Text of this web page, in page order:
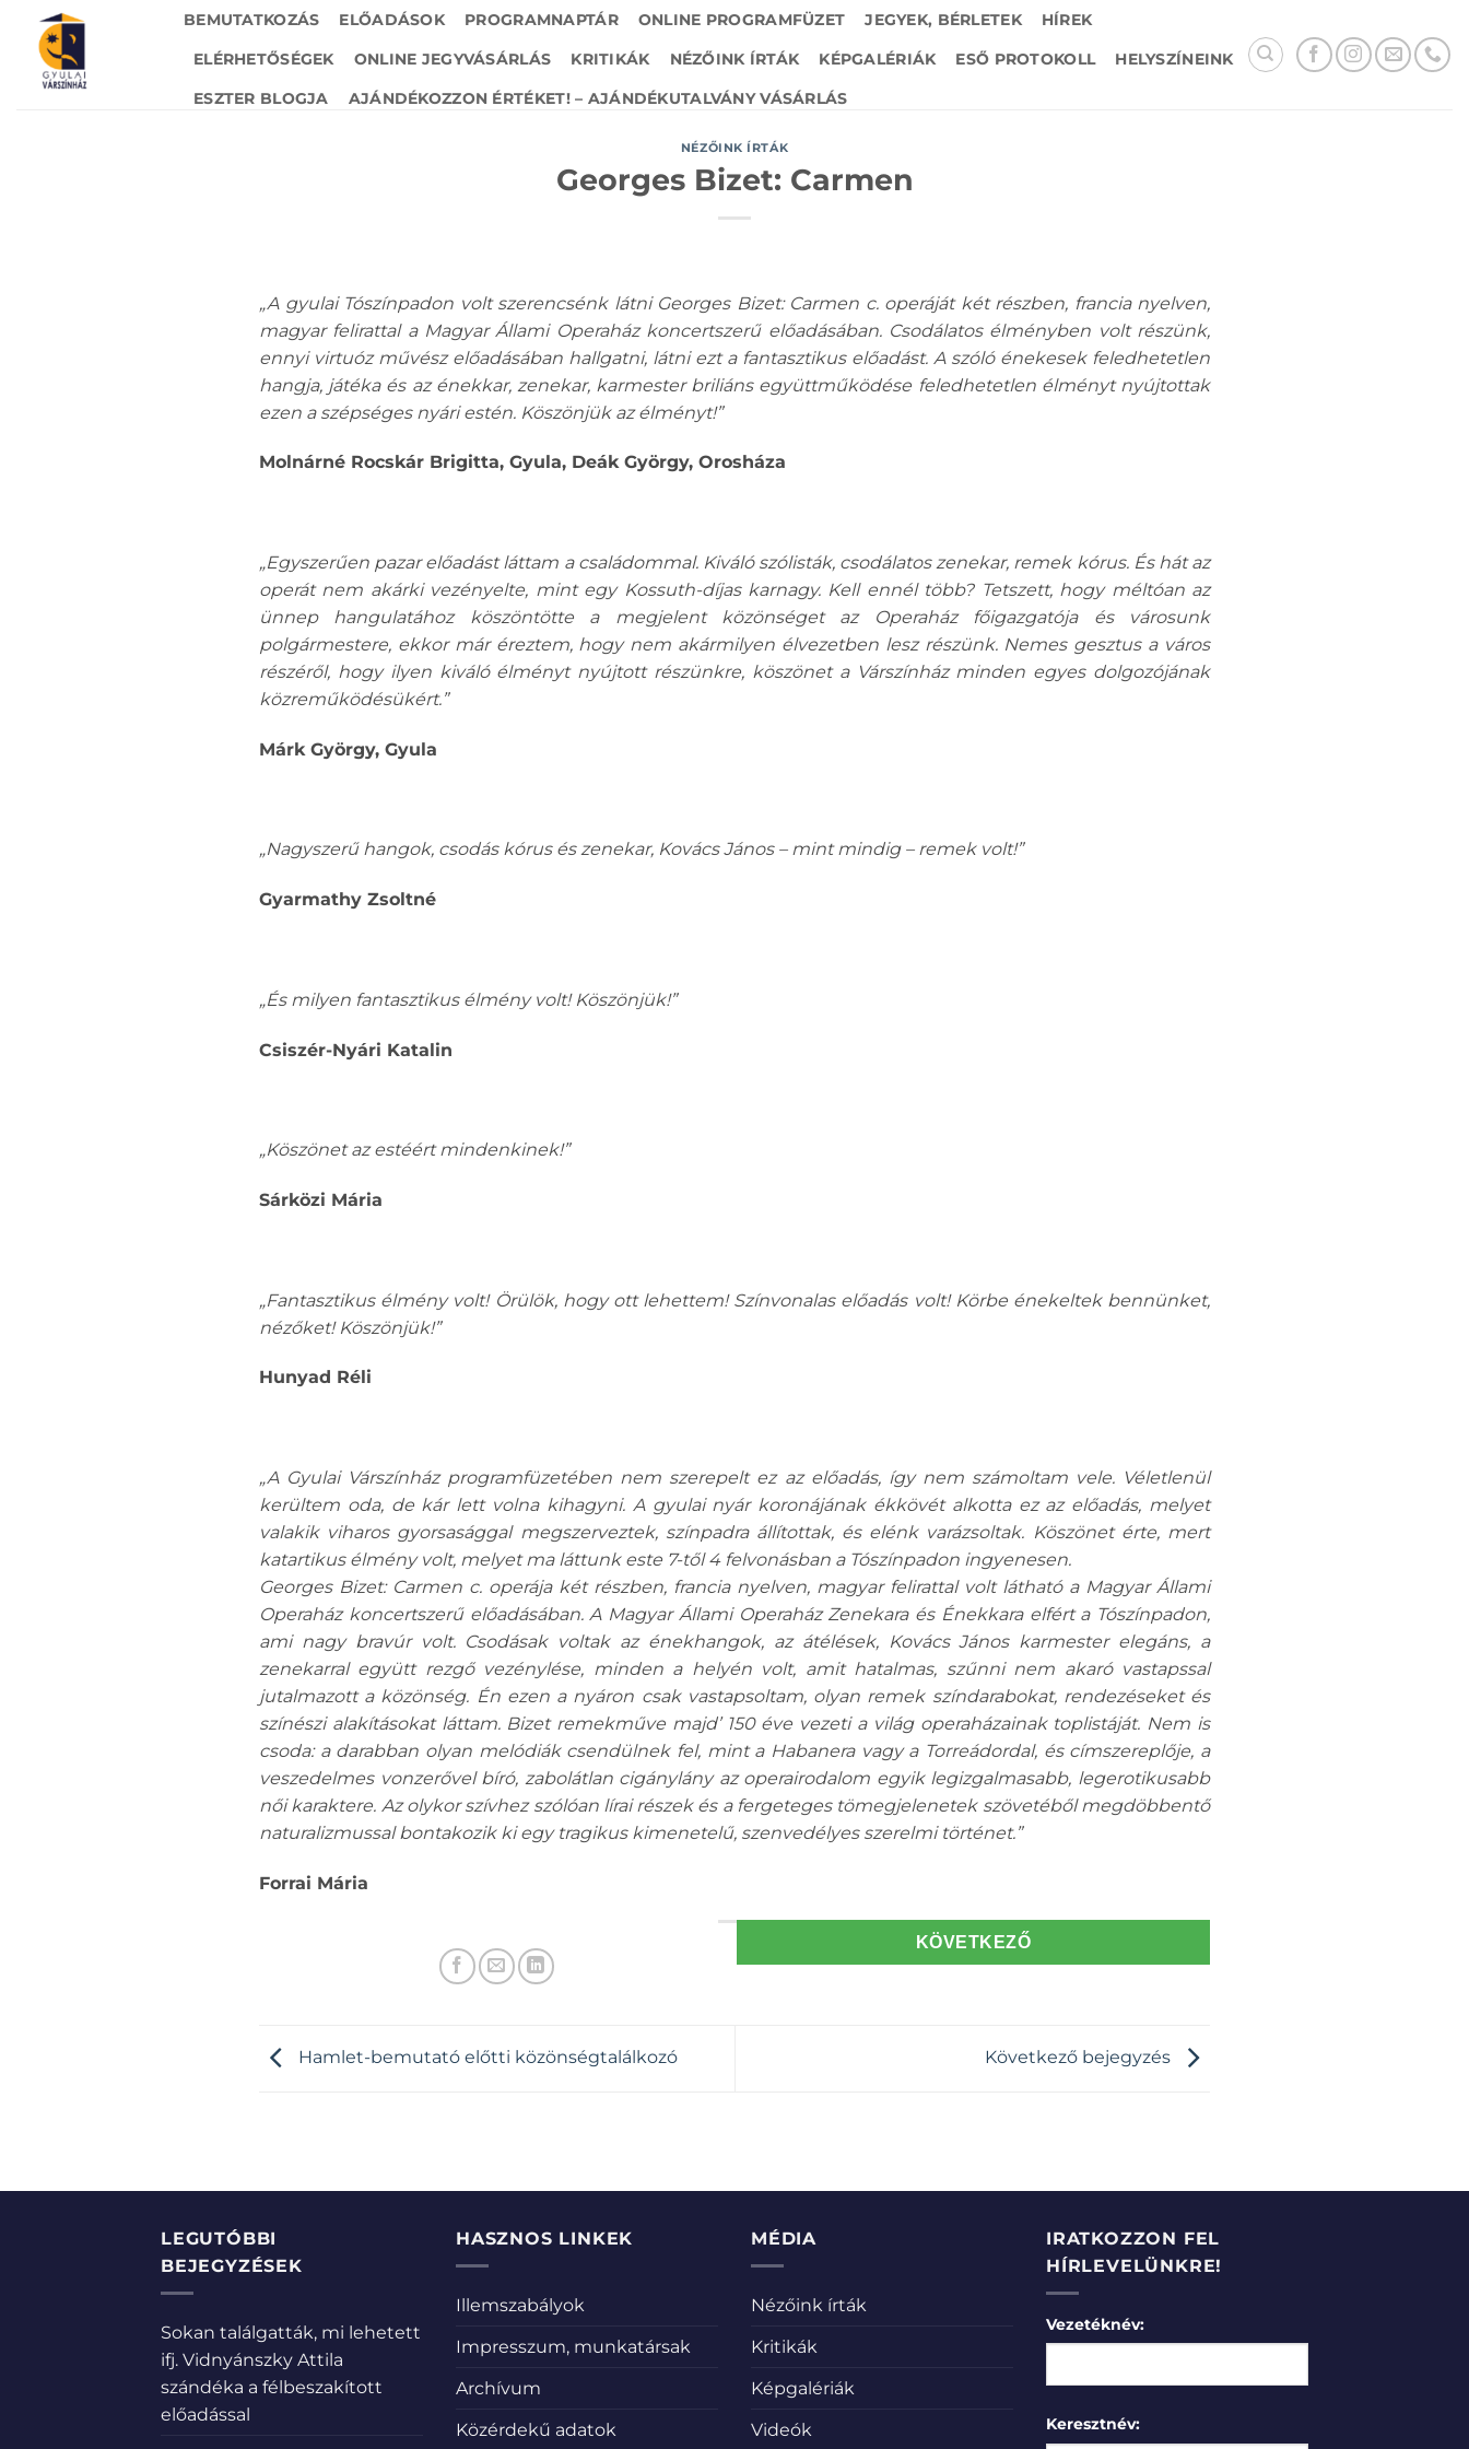
content
BEMUTATKOZÁS ELŐADÁSOK PROGRAMNAPTÁR ONLINE PROGRAMFÜZET JEGYEK, BÉRLETEK
HÍREK
ELÉRHETŐSÉGEK
ONLINE JEGYVÁSÁRLÁS KRITIKÁK NÉZŐINK ÍRTÁK KÉPGALÉRIÁK ESŐ PROTOKOLL
HELYSZÍNEINK
ESZTER BLOGJA
AJÁNDÉKOZZON ÉRTÉKET! – AJÁNDÉKUTALVÁNY VÁSÁRLÁS
NÉZŐINK ÍRTÁK
Georges Bizet: Carmen
„A gyulai Tószínpadon volt szerencsénk látni Georges Bizet: Carmen c. operáját két részben, francia nyelven,
magyar felirattal a Magyar Állami Operaház koncertszerű előadásában. Csodálatos élményben volt részünk,
ennyi virtuóz művész előadásában hallgatni, látni ezt a fantasztikus előadást. A szóló énekesek feledhetetlen
hangja, játéka és az énekkar, zenekar, karmester briliáns együttműködése feledhetetlen élményt nyújtottak
ezen a szépséges nyári estén. Köszönjük az élményt!”
Molnárné Rocskár Brigitta, Gyula, Deák György, Orosháza
„Egyszerűen pazar előadást láttam a családommal. Kiváló szólisták, csodálatos zenekar, remek kórus. És hát az
operát nem akárki vezényelte, mint egy Kossuth-díjas karnagy. Kell ennél több? Tetszett, hogy méltóan az
ünnep hangulatához köszöntötte a megjelent közönséget az Operaház főigazgatója és városunk
polgármestere, ekkor már éreztem, hogy nem akármilyen élvezetben lesz részünk. Nemes gesztus a város
részéről, hogy ilyen kiváló élményt nyújtott részünkre, köszönet a Várszínház minden egyes dolgozójának
közreműködésükért.”
Márk György, Gyula
„Nagyszerű hangok, csodás kórus és zenekar, Kovács János – mint mindig – remek volt!”
Gyarmathy Zsoltné
„És milyen fantasztikus élmény volt! Köszönjük!”
Csiszér-Nyári Katalin
„Köszönet az estéért mindenkinek!”
Sárközi Mária
„Fantasztikus élmény volt! Örülök, hogy ott lehettem! Színvonalas előadás volt! Körbe énekeltek bennünket,
nézőket! Köszönjük!”
Hunyad Réli
„A Gyulai Várszínház programfüzetében nem szerepelt ez az előadás, így nem számoltam vele. Véletlenül
kerültem oda, de kár lett volna kihagyni. A gyulai nyár koronájának ékkövét alkotta ez az előadás, melyet
valakik viharos gyorsasággal megszerveztek, színpadra állítottak, és elénk varázsoltak. Köszönet érte, mert
katartikus élmény volt, melyet ma láttunk este 7-től 4 felvonásban a Tószínpadon ingyenesen.
Georges Bizet: Carmen c. operája két részben, francia nyelven, magyar felirattal volt látható a Magyar Állami
Operaház koncertszerű előadásában. A Magyar Állami Operaház Zenekara és Énekkara elfért a Tószínpadon,
ami nagy bravúr volt. Csodásak voltak az énekhangok, az átélések, Kovács János karmester elegáns, a
zenekarral együtt rezgő vezénylése, minden a helyén volt, amit hatalmas, szűnni nem akaró vastapssal
jutalmazott a közönség. Én ezen a nyáron csak vastapsoltam, olyan remek színdarabokat, rendezéseket és
színészi alakításokat láttam. Bizet remekműve majd’ 150 éve vezeti a világ operaházainak toplistáját. Nem is
csoda: a darabban olyan melódiák csendülnek fel, mint a Habaneravagy a Torreádordal, és címszereplője, a
veszedelmes vonzerővel bíró, zabolátlan cigánylány az operairodalom egyik legizgalmasabb, legerotikusabb
női karaktere. Az olykor szívhez szólóan lírai részek és a fergeteges tömegjelenetek szövetéből megdöbbentő
naturalizmussal bontakozik ki egy tragikus kimenetelű, szenvedélyes szerelmi történet.”
Forrai Mária
KÖVETKEZŐ
Hamlet-bemutató előtti közönségtalálkozó Következő bejegyzés
LEGUTÓBBI
BEJEGYZÉSEK
Sokan találgatták, mi lehetett
ifj. Vidnyánszky Attila
szándéka a félbeszakított
előadással
HASZNOS LINKEK
Illemszabályok
Impresszum, munkatársak
Archívum
Közérdekű adatok
MÉDIA
Nézőink írták
Kritikák
Képgalériák
Videók
IRATKOZZON FEL
HÍRLEVELÜNKRE!
Vezetéknév:
Keresztnév: